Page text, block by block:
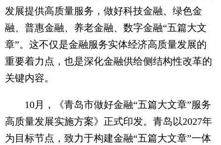
发展提供高质量服务，做好科技金融、绿色金
融、普惠金融、养老金融、数字金融“五篇大文
章”。这不仅是金融服务实体经济高质量发展的
重要着力点，也是深化金融供给侧结构性改革的
关键内容。
10月，《青岛市做好金融“五篇大文章”服务
高质量发展实施方案》正式印发。青岛以2027年
为目标节点，致力于构建金融“五篇大文章”一体